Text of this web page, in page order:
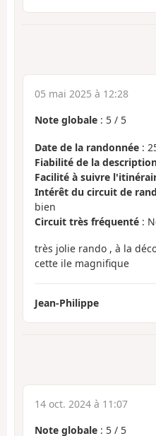
05 mai 2025 à 12:28
Note globale : 5 / 5
Date de la randonnée :
Fiabilité de la
Facilité à suivre
Intérêt du circuit de
bien
Circuit très fréquenté :
très jolie rando , à la
cette ile magnifique
Jean-Philippe
14 oct. 2024 à 11:07
Note globale : 5 / 5